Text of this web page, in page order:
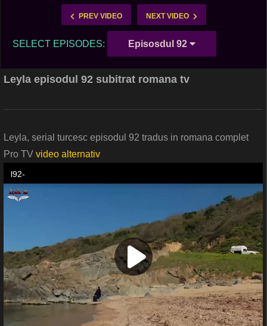
PREV VIDEO NEXT VIDEO
SELECT EPISODES: Episosdul 92
Leyla episodul 92 subitrat romana tv
Leyla, serial turcesc episodul 92 tradus in romana complet
Pro TV video alternativ